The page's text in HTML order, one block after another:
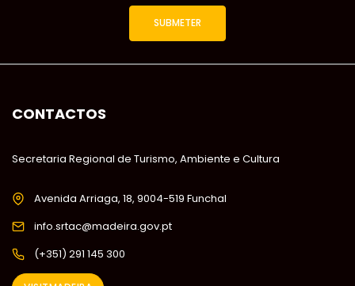
CONTACTOS
Secretaria Regional de Turismo, Ambiente e Cultura
Avenida Arriaga, 18, 9004-519 Funchal
info.srtac@madeira.gov.pt
(+351) 291 145 300